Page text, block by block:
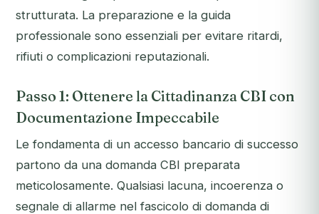
strutturata. La preparazione e la guida
professionale sono essenziali per evitare ritardi,
rifiuti o complicazioni reputazionali.
Passo 1: Ottenere la Cittadinanza CBI con
Documentazione Impeccabile
Le fondamenta di un accesso bancario di successo
partono da una domanda CBI preparata
meticolosamente. Qualsiasi lacuna, incoerenza o
segnale di allarme nel fascicolo di domanda di